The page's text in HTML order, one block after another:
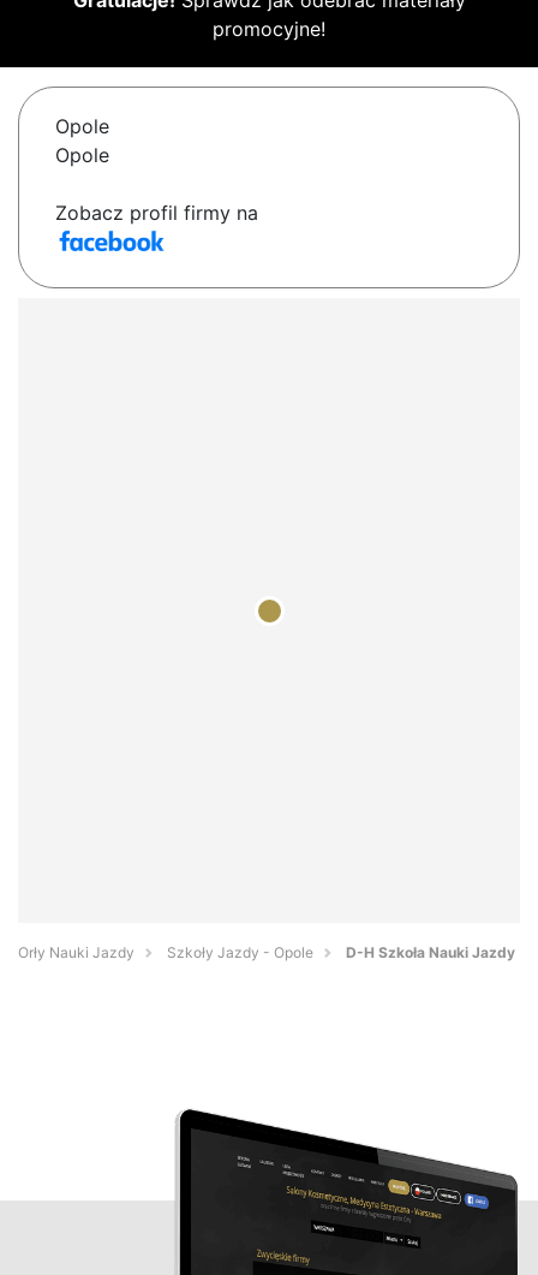
promocyjne!
Opole
Opole
Zobacz profil firmy na
Orły Nauki Jazdy Szkoły Jazdy - Opole D-H Szkoła Nauki Jazdy